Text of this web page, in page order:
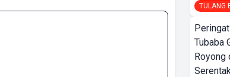
TULANG
Tubaba
Royong